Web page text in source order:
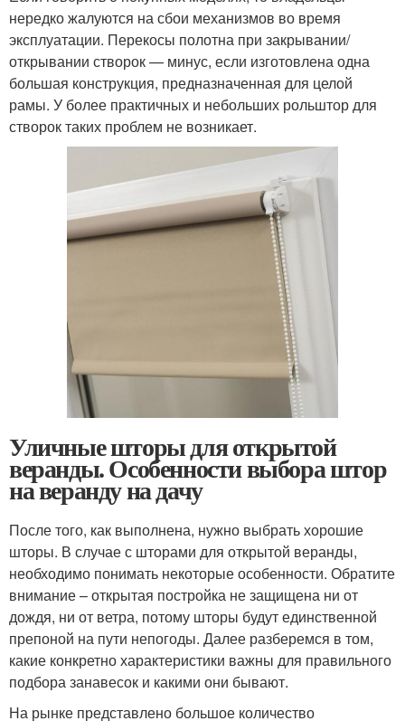
нередко жалуются на сбои механизмов во время
эксплуатации. Перекосы полотна при закрывании/
открывании створок — минус, если изготовлена одна
большая конструкция, предназначенная для целой
рамы. У более практичных и небольших рольштор для
створок таких проблем не возникает.
Уличные шторы для открытой
веранды. Особенности выбора штор
на веранду на дачу
После того, как выполнена, нужно выбрать хорошие
шторы. В случае с шторами для открытой веранды,
необходимо понимать некоторые особенности. Обратите
внимание – открытая постройка не защищена ни от
дождя, ни от ветра, потому шторы будут единственной
препоной на пути непогоды. Далее разберемся в том,
какие конкретно характеристики важны для правильного
подбора занавесок и какими они бывают.
На рынке представлено большое количество